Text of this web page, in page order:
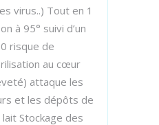
virus..) Tout en 1
à 95° suivi d’un
risque de
au cœur
attaque les
et les dépôts de
Stockage des